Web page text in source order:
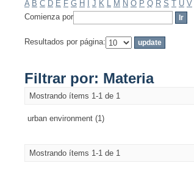
A B C D E F G H J K L M N O P Q R S T U V
Comienza por
Resultados por página:
Filtrar por: Materia
Mostrando ítems 1-1 de 1
urban environment (1)
Mostrando ítems 1-1 de 1